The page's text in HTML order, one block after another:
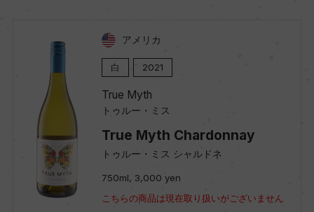
アメリカ
白 2021
True Myth
トゥルー・ミス
True Myth Chardonnay
トゥルー・ミス シャルドネ
750ml, 3,000 yen
こちらの商品は現在取り扱いがございません